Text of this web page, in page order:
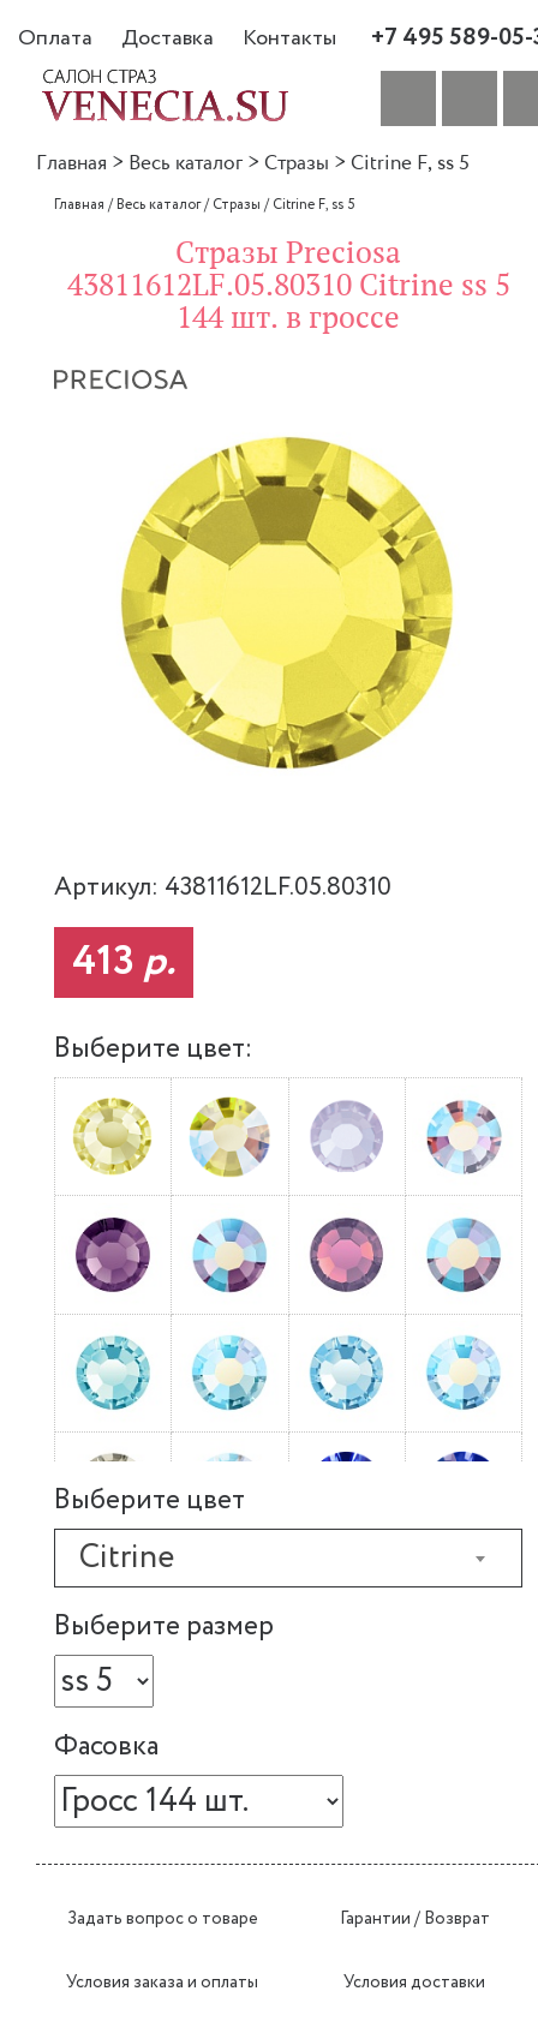
Оплата Доставка Контакты +7 495 589-
Главная > Весь каталог > Стразы > Citrine F, ss 5
Главная /Весь каталог/Стразы /Citrine F, ss 5
Стразы Preciosa
43811612LF.05.80310 Citrine ss 5
144 шт. в гроссе
Артикул: 43811612LF.05.80310
413 р.
Выберите цвет:
Выберите цвет
Citrine
Выберите размер
Фасовка
Задать вопрос о товаре Гарантии / Возврат
Условия заказа и оплаты Условия доставки